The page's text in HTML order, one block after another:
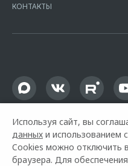
16.01.2015. Предложение
КОНТАКТЫ
Используя сайт, вы
данных и использованием
Cookies можно отключить
браузера. Для